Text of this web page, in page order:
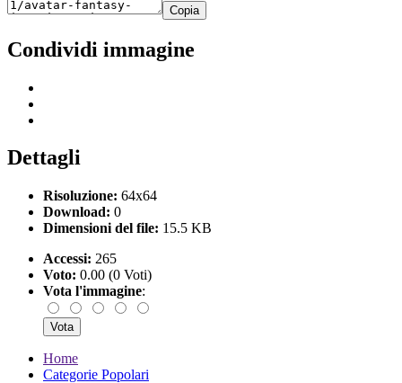
Copia
Condividi immagine
Dettagli
Risoluzione: 64x64
Download: 0
Dimensioni del file: 15.5 KB
Accessi: 265
Voto: 0.00 (0 Voti)
Vota l'immagine:
Home
Categorie Popolari